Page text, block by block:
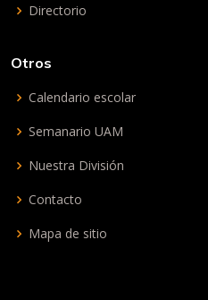
Directorio
Otros
Calendario escolar
Semanario UAM
Nuestra División
Contacto
Mapa de sitio